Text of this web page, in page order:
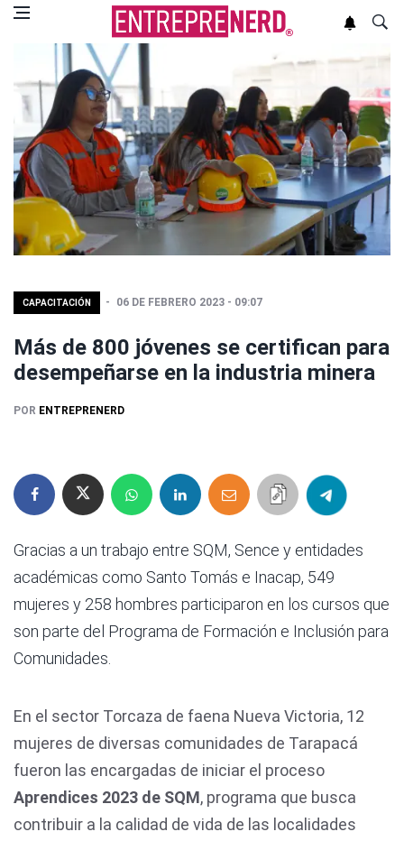
CAPACITACIÓN 06 DE FEBRERO 2023 - 09:07
Más de 800 jóvenes se certifican para
desempeñarse en la industria minera
POR ENTREPRENERD
Gracias a un trabajo entre SQM, Sence y entidades
académicas como Santo Tomás e Inacap, 549
mujeres y 258 hombres participaron en los cursos que
son parte del Programa de Formación e Inclusión para
Comunidades.
En el sector Torcaza de faena Nueva Victoria, 12
mujeres de diversas comunidades de Tarapacá
fueron las encargadas de iniciar el proceso
Aprendices 2023 de SQM, programa que busca
contribuir a la calidad de vida de las localidades